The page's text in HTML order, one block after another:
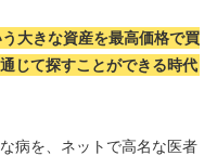
大きな資産を最高価格で買
じて探すことができる時代
病を、ネットで高名な医者